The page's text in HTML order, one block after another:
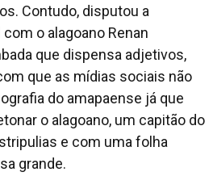
Contudo, disputou a
o alagoano Renan
que dispensa adjetivos,
que as mídias sociais não
do amapaense já que
o alagoano, um capitão do
e com uma folha
grande.